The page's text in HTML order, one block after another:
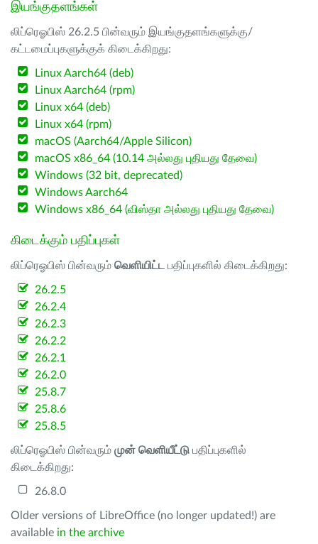
இயங்குதளங்கள்
லிப்ரெஓபிஸ் 26.2.5 பின்வரும் இயங்குதளங்களுக்கு/
கட்டமைப்புகளுக்குக் கிடைக்கிறது:
Linux Aarch64 (deb)
Linux Aarch64 (rpm)
Linux x64 (deb)
Linux x64 (rpm)
macOS (Aarch64/Apple Silicon)
macOS x86_64 (10.14 அல்லது புதியது தேவை)
Windows (32 bit, deprecated)
Windows Aarch64
Windows x86_64 (விஸ்தா அல்லது புதியது தேவை)
கிடைக்கும் பதிப்புகள்
லிப்ரெஓபிஸ் பின்வரும் வெளியிட்ட பதிப்புகளில் கிடைக்கிறது:
26.2.5
26.2.4
26.2.3
26.2.2
26.2.1
26.2.0
25.8.7
25.8.6
25.8.5
லிப்ரெஓபிஸ் பின்வரும் முன் வெளியீட்டு பதிப்புகளில்
கிடைக்கிறது:
26.8.0
Older versions of LibreOffice (no longer updated!) are
available in the archive